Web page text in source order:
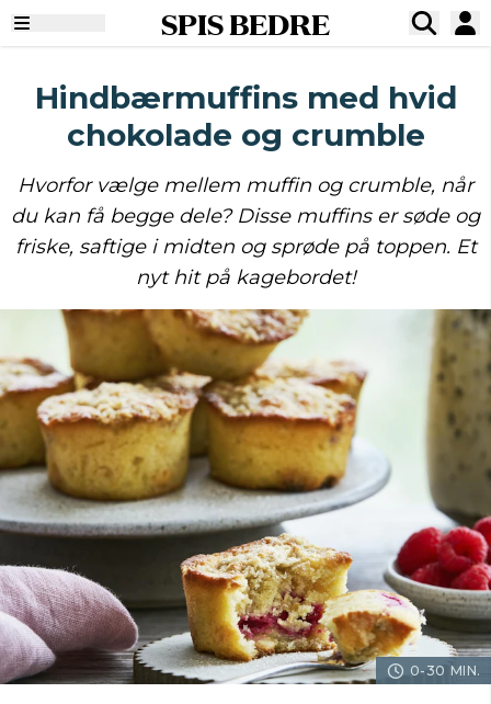
SPIS BEDRE
Hindbærmuffins med hvid
chokolade og crumble
Hvorfor vælge mellem muffin og crumble, når
du kan få begge dele? Disse muffins er søde og
friske, saftige i midten og sprøde på toppen. Et
nyt hit på kagebordet!
0-30 MIN.